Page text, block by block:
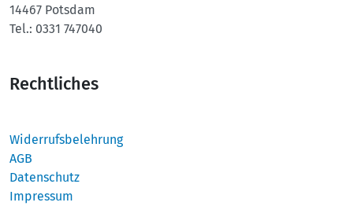
14467 Potsdam
Tel.: 0331 747040
Rechtliches
Widerrufsbelehrung
AGB
Datenschutz
Impressum